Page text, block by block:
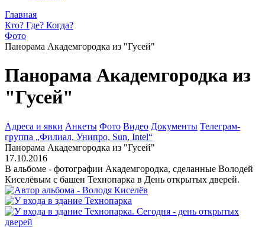
Главная
Кто? Где? Когда?
Фото
Панорама Академгородка из "Гусей"
Панорама Академгородка из
"Гусей"
Адреса и явки Анкеты Фото Видео Документы Телеграм-
группа „Филиал, Унипро, Sun, Intel“
Панорама Академгородка из "Гусей"
17.10.2016
В альбоме - фотографии Академгородка, сделанные Володей
Киселёвым с башен Технопарка в День открытых дверей.